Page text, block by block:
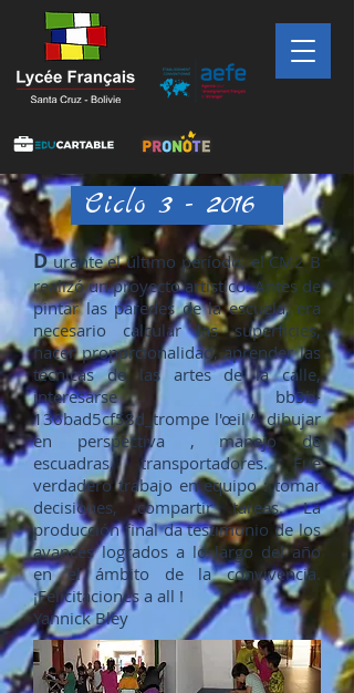
Ciclo 3 - 2016
Durante el último período, el CM2 B
realizó un proyecto artístico. Antes de
pintar las paredes de la escuela, era
necesario calcular las superficies,
hacer proporcionalidad, aprender las
técnicas de las artes de la calle,
interesarse bb3b-
136bad5cf58d_trompe l'œil ”, dibujar
en perspectiva , manejo de
escuadras, transportadores. Fue
verdadero trabajo en equipo : tomar
decisiones, compartir tareas. La
producción final da testimonio de los
avances logrados a lo largo del año
en el ámbito de la convivencia.
¡Felicitaciones a all !
Yannick Bley